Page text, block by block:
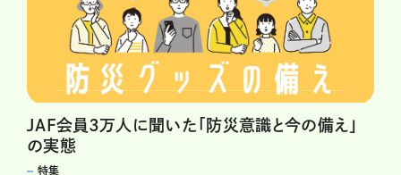
JAF会員3万人に聞いた「防災意識と今の備え」
の実態
特集